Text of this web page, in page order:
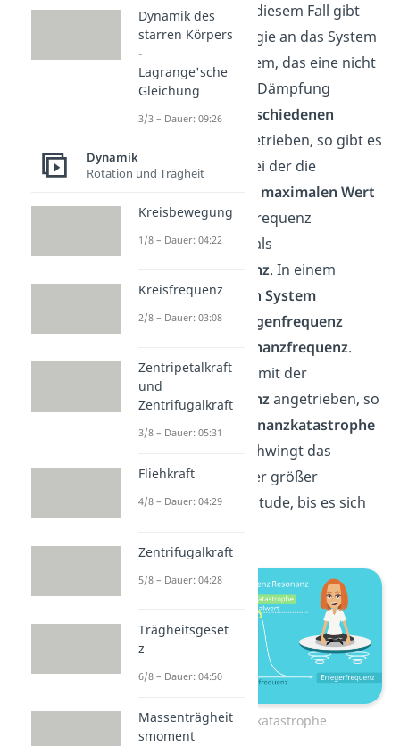
Schwingung
. In diesem Fall gibt
der Erreger Energie an das System
ab. Wird ein System, das eine nicht
verschwindende Dämpfung
aufweist, mit
verschiedenen
angetrieben, so gibt es
eine Frequenz, bei der die
Amplitude einen maximalen Wert
aufweist. Diese Frequenz
bezeichnet man als
Resonanzfrequenz. In einem
dämpfungsfreien System
entspricht die Eigenfrequenz
gerade der Resonanzfrequenz.
Wird das System mit der
Resonanzfrequenzangetrieben, so
kann es zur
Resonanzkatastrophe
kommen. Hier schwingt das
System mit immer größer
werdender Amplitude, bis es sich
Resonanzkatastrophe
Dynamik des
starren Körpers
-
Lagrange'sche
Gleichung
3/3 – Dauer: 09:26
Dynamik
Rotation und Trägheit
Kreisbewegung
1/8 – Dauer: 04:22
Kreisfrequenz
2/8 – Dauer: 03:08
Zentripetalkraft
und
Zentrifugalkraft
3/8 – Dauer: 05:31
Fliehkraft
4/8 – Dauer: 04:29
Zentrifugalkraft
5/8 – Dauer: 04:28
Trägheitsgeset
z
6/8 – Dauer: 04:50
Massenträgheit
smoment